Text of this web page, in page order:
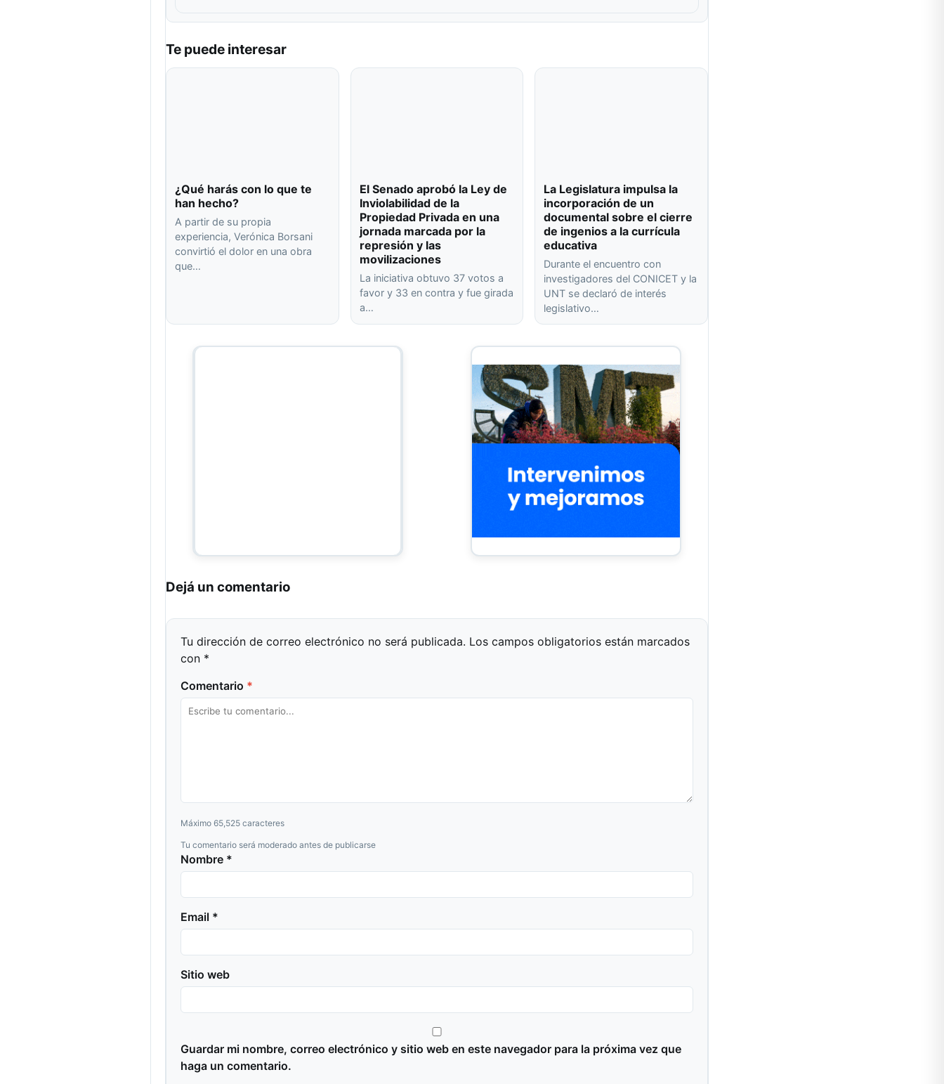
Te puede interesar
¿Qué harás con lo que te
han hecho?
A partir de su propia
experiencia, Verónica Borsani
convirtió el dolor en una obra
que…
El Senado aprobó la Ley de
Inviolabilidad de la
Propiedad Privada en una
jornada marcada por la
represión y las
movilizaciones
La iniciativa obtuvo 37 votos a
favor y 33 en contra y fue girada
a…
La Legislatura impulsa la
incorporación de un
documental sobre el cierre
de ingenios a la currícula
educativa
Durante el encuentro con
investigadores del CONICET y la
UNT se declaró de interés
legislativo…
Dejá un comentario
Tu dirección de correo electrónico no será publicada. Los campos obligatorios están marcados
con *
Comentario *
Máximo 65,525 caracteres
Tu comentario será moderado antes de publicarse
Nombre *
Email *
Sitio web
Guardar mi nombre, correo electrónico y sitio web en este navegador para la próxima vez que
haga un comentario.